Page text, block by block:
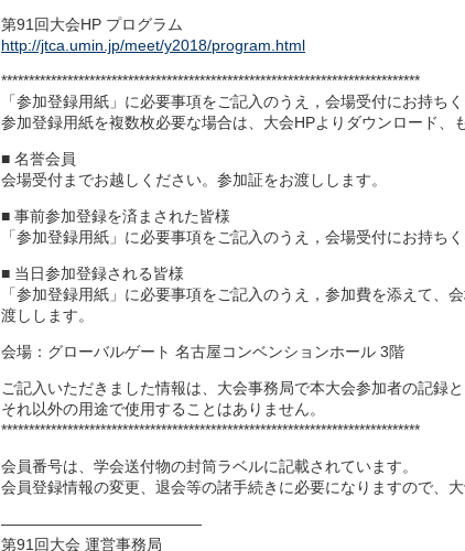
第91回大会HP プログラム
http://jtca.umin.jp/meet/y2018/program.html
****************************************************************************
「参加登録用紙」に必要事項をご記入のうえ，会場受付にお持ちく
参加登録用紙を複数枚必要な場合は、大会HPよりダウンロード、
■ 名誉会員
会場受付までお越しください。参加証をお渡しします。
■ 事前参加登録を済まされた皆様
「参加登録用紙」に必要事項をご記入のうえ，会場受付にお持ち
■ 当日参加登録される皆様
「参加登録用紙」に必要事項をご記入のうえ，参加費を添えて、
渡しします。
会場：グローバルゲート 名古屋コンベンションホール 3階
ご記入いただきました情報は、大会事務局で本大会参加者の記録
それ以外の用途で使用することはありません。
****************************************************************************
会員番号は、学会送付物の封筒ラベルに記載されています。
会員登録情報の変更、退会等の諸手続きに必要になりますので、大
—————————————
第91回大会 運営事務局